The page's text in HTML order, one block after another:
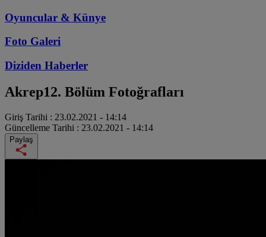
Oyuncular & Künye
Foto Galeri
Diziden Haberler
Akrep12. Bölüm Fotoğrafları
Giriş Tarihi : 23.02.2021 - 14:14
Güncelleme Tarihi : 23.02.2021 - 14:14
Paylaş